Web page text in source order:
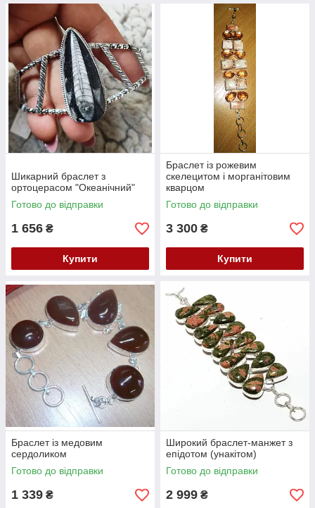
Шикарний браслет з
ортоцерасом "Океанічний"
Готово до відправки
1 656 ₴
Купити
Браслет із рожевим
скелецитом і морганітовим
кварцом
Готово до відправки
3 300 ₴
Купити
Браслет із медовим
сердоликом
Готово до відправки
1 339 ₴
Широкий браслет-манжет з
епідотом (унакітом)
Готово до відправки
2 999 ₴